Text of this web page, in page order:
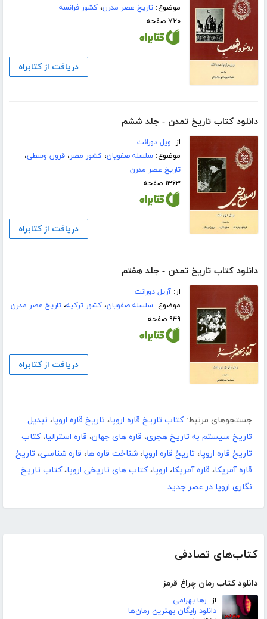
کتاب‌های تصادفی
دانلود کتاب رمان چراغ قرمز
از: رها بهرامی
دانلود رایگان بهترین رمان‌ها
موضوع:تاریخ عصر مدرن،کشور فرانسه
۷۲۰ صفحه
دریافت از کتابراه
دانلود کتاب تاریخ تمدن - جلد ششم
از: ویل دورانت
موضوع:سلسله صفویان،کشور مصر،قرون وسطی،
تاریخ عصر مدرن
۱۳۶۳ صفحه
دریافت از کتابراه
دانلود کتاب تاریخ تمدن - جلد هفتم
از:آریل دورانت
موضوع:سلسله صفویان،کشور ترکیه،تاریخ عصر مدرن
۹۴۹ صفحه
دریافت از کتابراه
جستجوهای مرتبط: کتاب تاریخ قاره اروپا، تاریخ قاره اروپا، تبدیل
تاریخ سیستم به تاریخ هجری، قاره های جهان، قاره استرالیا،کتاب
تاریخ قاره اروپا، تاریخ قاره اروپا، شناخت قاره ها، قاره شناسی، تاریخ
قاره آمریکا، قاره آمریکا، اروپا،کتاب های تاریخی اروپا،کتاب تاریخ
نگاری اروپا در عصر جدید